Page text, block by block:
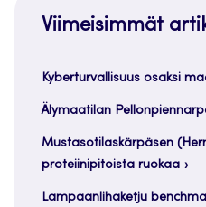
Viimeisimmät
Kyberturvallisuus osaksi
Älymaatilan
Mustasotilaskärpäsen
proteiinipitoista ruokaa
Lampaanlihaketju